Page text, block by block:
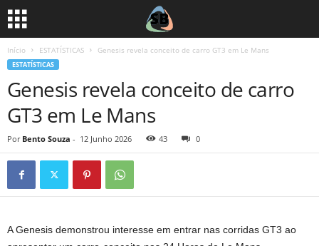
Início ESTATÍSTICAS Genesis revela conceito de carro GT3 em Le Mans
ESTATÍSTICAS
Genesis revela conceito de carro
GT3 em Le Mans
Por Bento Souza - 12 Junho 2026 43 0
A Genesis demonstrou interesse em entrar nas corridas GT3 ao